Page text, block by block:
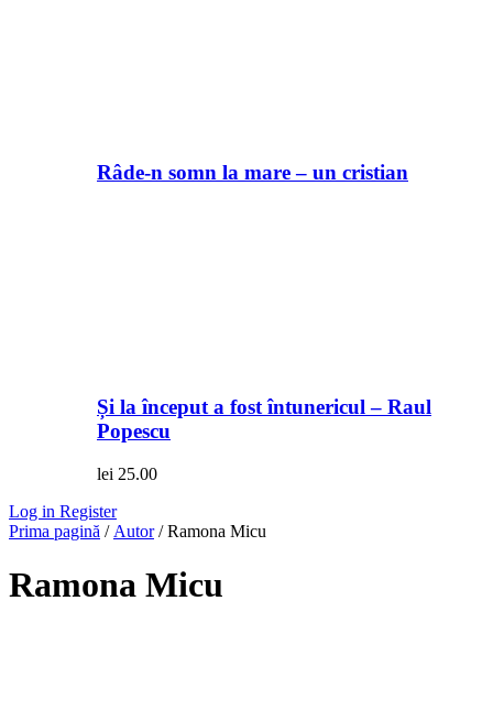
Râde-n somn la mare – un cristian
Și la început a fost întunericul – Raul
Popescu
lei 25.00
Log in Register
Prima pagină / Autor/ Ramona Micu
Ramona Micu